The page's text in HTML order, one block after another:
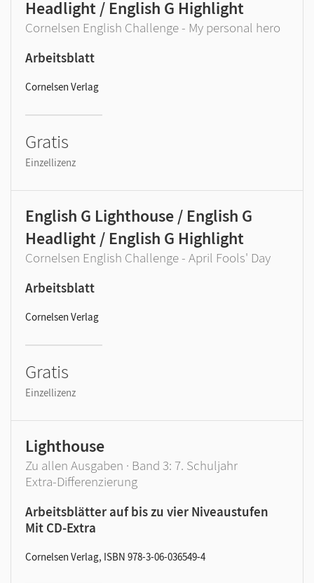
Headlight / English G Highlight
Cornelsen English Challenge - My personal hero
Arbeitsblatt
Cornelsen Verlag
Gratis
Einzellizenz
English G Lighthouse / English G
Headlight / English G Highlight
Cornelsen English Challenge - April Fools' Day
Arbeitsblatt
Cornelsen Verlag
Gratis
Einzellizenz
Lighthouse
Zu allen Ausgaben · Band 3: 7. Schuljahr
Extra-Differenzierung
Arbeitsblätter auf bis zu vier Niveaustufen
Mit CD-Extra
Cornelsen Verlag, ISBN 978-3-06-036549-4